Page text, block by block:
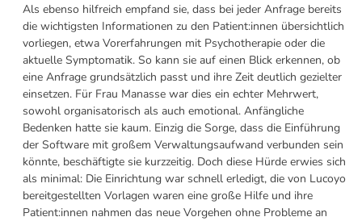
Als ebenso hilfreich empfand sie, dass bei jeder Anfrage bereits
die wichtigsten Informationen zu den Patient:innen übersichtlich
vorliegen, etwa Vorerfahrungen mit Psychotherapie oder die
aktuelle Symptomatik. So kann sie auf einen Blick erkennen, ob
eine Anfrage grundsätzlich passt und ihre Zeit deutlich gezielter
einsetzen. Für Frau Manasse war dies ein echter Mehrwert,
sowohl organisatorisch als auch emotional. Anfängliche
Bedenken hatte sie kaum. Einzig die Sorge, dass die Einführung
der Software mit großem Verwaltungsaufwand verbunden sein
könnte, beschäftigte sie kurzzeitig. Doch diese Hürde erwies sich
als minimal: Die Einrichtung war schnell erledigt, die von Lucoyo
bereitgestellten Vorlagen waren eine große Hilfe und ihre
Patient:innen nahmen das neue Vorgehen ohne Probleme an